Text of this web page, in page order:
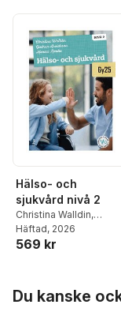
Hälso- och
sjukvård nivå 2
Christina Walldin,
Gudrun Arvidsson
Monica Rautio
Häftad, 2026
569 kr
Du kanske